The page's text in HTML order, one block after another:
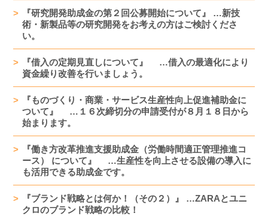
『研究開発助成金の第２回公募開始について』 …新技
術・新製品等の研究開発をお考えの方はご検討くださ
い。
『借入の定期見直しについて』 …借入の最適化により
資金繰り改善を行いましょう。
『ものづくり・商業・サービス生産性向上促進補助金に
ついて』 …１６次締切分の申請受付が８月１８日から
始まります。
『働き方改革推進支援助成金（労働時間適正管理推進コ
ース） について』 …生産性を向上させる設備の導入に
も活用できる助成金です。
『ブランド戦略とは何か！（その２）』 …ZARAとユニ
クロのブランド戦略の比較！